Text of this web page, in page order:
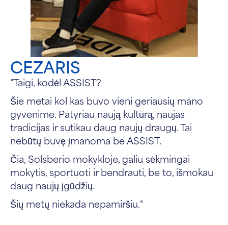
CEZARIS
"Taigi, kodėl ASSIST?
Šie metai kol kas buvo vieni geriausių mano
gyvenime. Patyriau naują kultūrą, naujas
tradicijas ir sutikau daug naujų draugų. Tai
nebūtų buvę įmanoma be ASSIST.
Čia, Solsberio mokykloje, galiu sėkmingai
mokytis, sportuoti ir bendrauti, be to, išmokau
daug naujų įgūdžių.
Šių metų niekada nepamiršiu."